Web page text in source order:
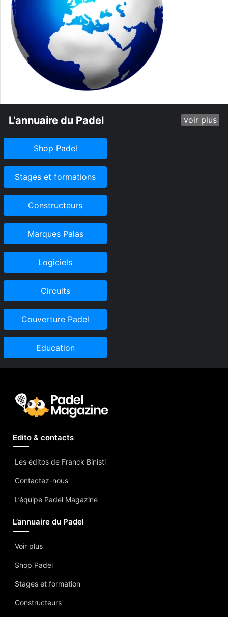
L'annuaire du Padel voir plus
Shop Padel
Stages et formations
Constructeurs
Marques Palas
Logiciels
Circuits
Couverture Padel
Education
Edito & contacts
Les éditos de Franck Binisti
Contactez-nous
L’équipe Padel Magazine
L’annuaire du Padel
Voir plus
Shop Padel
Stages et formation
Constructeurs